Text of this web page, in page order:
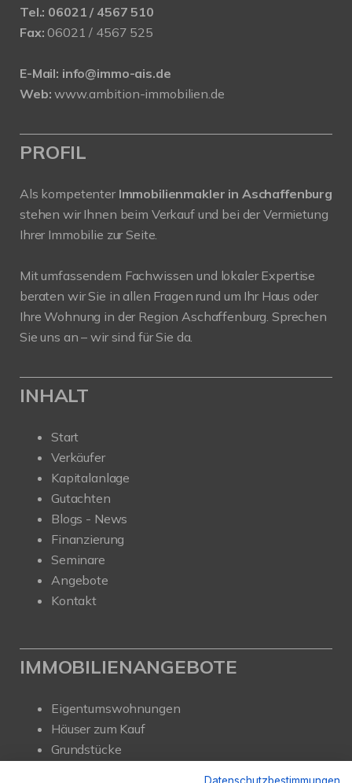
Tel.: 06021 / 4567 510
Fax: 06021 / 4567 525
E-Mail: info@immo-ais.de
Web: www.ambition-immobilien.de
PROFIL
Als kompetenter Immobilienmakler in Aschaffenburg
stehen wir Ihnen beim Verkauf und bei der Vermietung
Ihrer Immobilie zur Seite.
Mit umfassendem Fachwissen und lokaler Expertise
beraten wir Sie in allen Fragen rund um Ihr Haus oder
Ihre Wohnung in der Region Aschaffenburg. Sprechen
Sie uns an – wir sind für Sie da.
INHALT
Start
Verkäufer
Kapitalanlage
Gutachten
Blogs - News
Finanzierung
Seminare
Angebote
Kontakt
IMMOBILIENANGEBOTE
Eigentumswohnungen
Häuser zum Kauf
Grundstücke